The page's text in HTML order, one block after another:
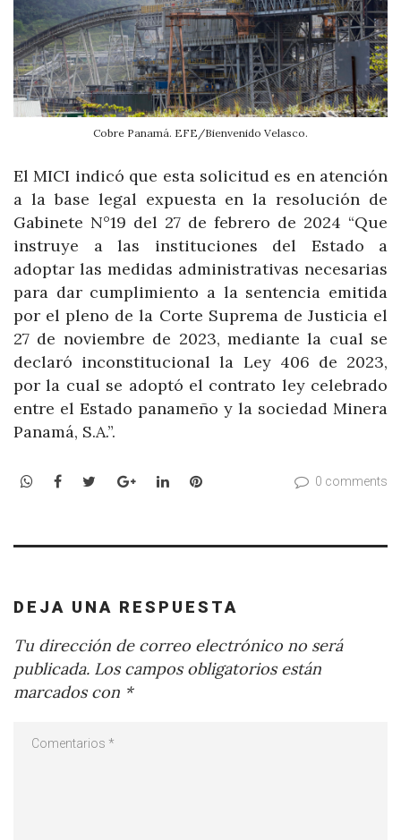
Cobre Panamá. EFE/Bienvenido Velasco.
El MICI indicó que esta solicitud es en atención
a la base legal expuesta en la resolución de
Gabinete N°19 del 27 de febrero de 2024 “Que
instruye a las instituciones del Estado a
adoptar las medidas administrativas necesarias
para dar cumplimiento a la sentencia emitida
por el pleno de la Corte Suprema de Justicia el
27 de noviembre de 2023, mediante la cual se
declaró inconstitucional la Ley 406 de 2023,
por la cual se adoptó el contrato ley celebrado
entre el Estado panameño y la sociedad Minera
Panamá, S.A.”.
WhatsApp
Facebook
TwitterGoogle+LinkedInPinterest 0 comments
DEJA UNA RESPUESTA
Tu dirección de correo electrónico no será
publicada. Los campos obligatorios están
marcados con *